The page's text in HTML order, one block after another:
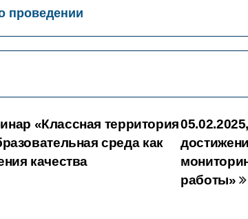
проведении
работы»
«Классная территория
среда как
качества